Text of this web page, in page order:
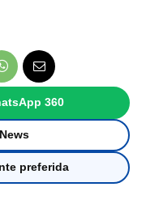
360
preferida